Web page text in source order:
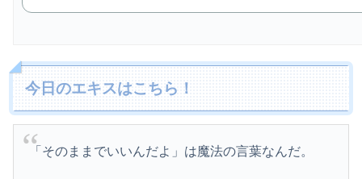
今日のエキスはこちら！
「そのままでいいんだよ」は魔法の言葉なんだ。